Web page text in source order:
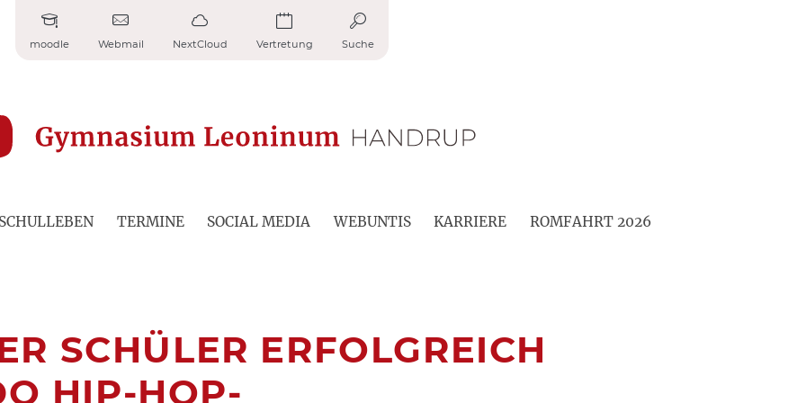
moodle Webmail NextCloud Vertretung Suche
SCHULLEBEN TERMINE SOCIAL MEDIA WEBUNTIS KARRIERE ROMFAHRT 2026
SCHÜLER ERFOLGREICH
HIP-HOP-